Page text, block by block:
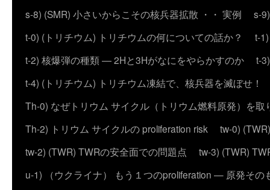
s-8) (SMR) 小さいからこその核兵器拡散 ・・ 実例
s-
t-0) (トリチウム) トリチウムの何についての話か？
t-
t-2) 核爆弾の種類 ― 2Hと3Hがなにをやらかすのか
t-
t-4) (トリチウム) トリチウム凍結で、核兵器を滅ぼせ！
Th-0) なぜトリウム サイクル（トリウム燃料原発）を取
Th-2) トリウム サイクルの proliferation risk
tw-0)
tw-2) (TWR) TWRの安全面での問題点
tw-3) (TWR)
u-1) （ウクライナ） もう１つのproliferation — 原発その